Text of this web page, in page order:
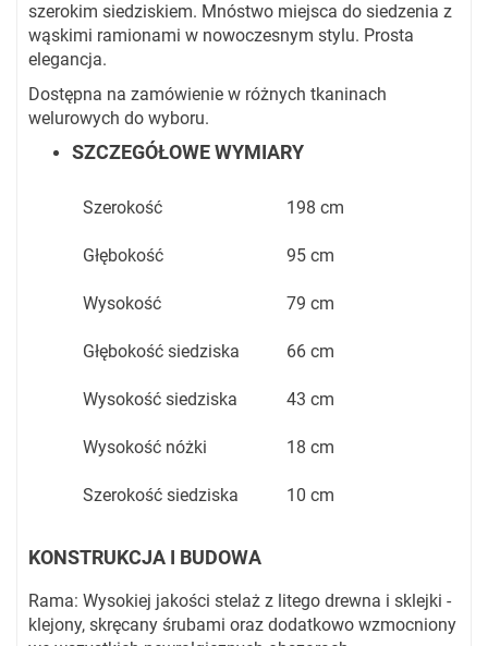
szerokim siedziskiem. Mnóstwo miejsca do siedzenia z
wąskimi ramionami w nowoczesnym stylu. Prosta
elegancja.
Dostępna na zamówienie w różnych tkaninach
welurowych do wyboru.
SZCZEGÓŁOWE WYMIARY
Szerokość 198 cm
Głębokość 95 cm
Wysokość 79 cm
Głębokość siedziska 66 cm
Wysokość siedziska 43 cm
Wysokość nóżki 18 cm
Szerokość siedziska 10 cm
KONSTRUKCJA I BUDOWA
Rama: Wysokiej jakości stelaż z litego drewna i sklejki -
klejony, skręcany śrubami oraz dodatkowo wzmocniony